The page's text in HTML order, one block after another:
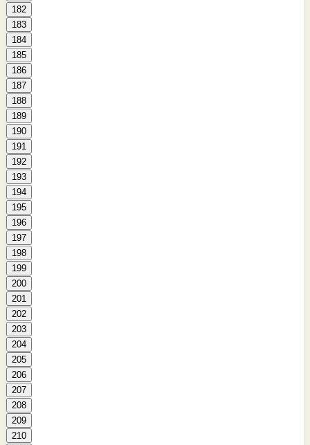
182
183
184
185
186
187
188
189
190
191
192
193
194
195
196
197
198
199
200
201
202
203
204
205
206
207
208
209
210